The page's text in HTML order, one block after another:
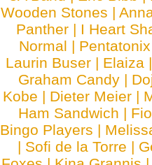
Wooden Stones |
Panther | I Heart
Normal | Pentatonix
Laurin Buser | Elaiza
Graham Candy |
Kobe | Dieter Meier |
Ham Sandwich |
Bingo Players |
| Sofi de la Torre |